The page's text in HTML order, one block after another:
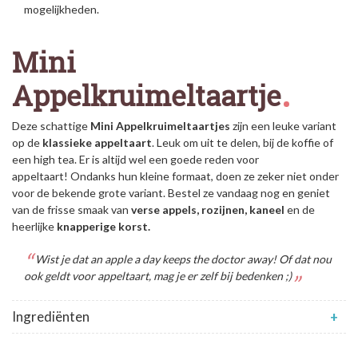
mogelijkheden.
Mini
Appelkruimeltaartje
Deze schattige Mini Appelkruimeltaartjes zijn een leuke variant
op de klassieke appeltaart. Leuk om uit te delen, bij de koffie of
een high tea. Er is altijd wel een goede reden voor
appeltaart! Ondanks hun kleine formaat, doen ze zeker niet onder
voor de bekende grote variant. Bestel ze vandaag nog en geniet
van de frisse smaak van verse appels, rozijnen, kaneel en de
heerlijke knapperige korst.
Ingrediënten
+
Wist je dat an apple a day keeps the doctor away! Of dat nou
ook geldt voor appeltaart, mag je er zelf bij bedenken ;)